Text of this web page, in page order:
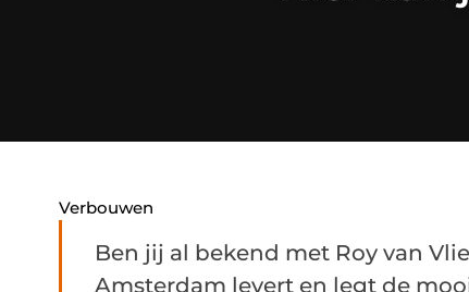
Verbouwen
Ben jij al bekend met Roy van
Amsterdam levert en legt de